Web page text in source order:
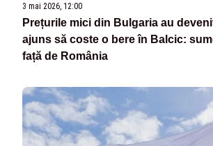
3 mai 2026, 12:00
Prețurile mici din Bulgaria au
ajuns să coste o bere în Balcic:
față de România